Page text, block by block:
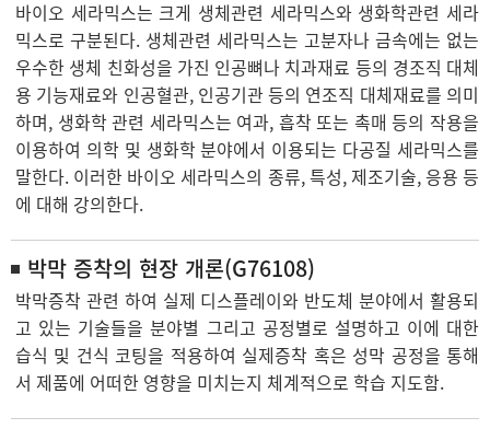
바이오 세라믹스는 크게 생체관련 세라믹스와 생화학관련 세라
믹스로 구분된다. 생체관련 세라믹스는 고분자나 금속에는 없는
우수한 생체 친화성을 가진 인공뼈나 치과재료 등의 경조직 대체
용 기능재료와 인공혈관, 인공기관 등의 연조직 대체재료를 의미
하며, 생화학 관련 세라믹스는 여과, 흡착 또는 촉매 등의 작용을
이용하여 의학 및 생화학 분야에서 이용되는 다공질 세라믹스를
말한다. 이러한 바이오 세라믹스의 종류, 특성, 제조기술, 응용 등
에 대해 강의한다.
박막 증착의 현장 개론(G76108)
박막증착 관련 하여 실제 디스플레이와 반도체 분야에서 활용되
고 있는 기술들을 분야별 그리고 공정별로 설명하고 이에 대한
습식 및 건식 코팅을 적용하여 실제증착 혹은 성막 공정을 통해
서 제품에 어떠한 영향을 미치는지 체계적으로 학습 지도함.